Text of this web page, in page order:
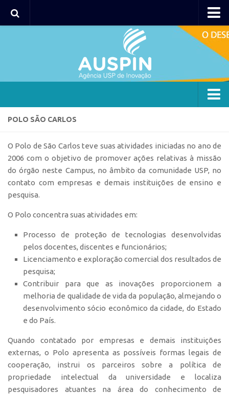
Agência
Polos
Polo Capital
Polo Ribeirão Preto
Polo São Carlos
Bolsa Empreendedorismo
Bolsa Startup USP
PGI-USP
Conexão USP
Conexão Inter-USP
Leis e Normas
Inteligência Competitiva
POLO SÃO CARLOS
O Polo de São Carlos teve suas atividades iniciadas no ano de
2006 com o objetivo de promover ações relativas à missão
do órgão neste Campus, no âmbito da comunidade USP, no
contato com empresas e demais instituições de ensino e
pesquisa.
O Polo concentra suas atividades em:
Processo de proteção de tecnologias desenvolvidas
pelos docentes, discentes e funcionários;
Licenciamento e exploração comercial dos resultados de
pesquisa;
Contribuir para que as inovações proporcionem a
melhoria de qualidade de vida da população, almejando o
desenvolvimento sócio econômico da cidade, do Estado
e do País.
Quando contatado por empresas e demais instituições
externas, o Polo apresenta as possíveis formas legais de
cooperação, instrui os parceiros sobre a política de
propriedade intelectual da universidade e localiza
pesquisadores atuantes na área do conhecimento de